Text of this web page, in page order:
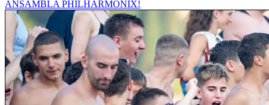
ANSAMBLA PHILHARMONIX!